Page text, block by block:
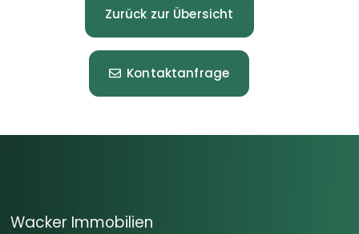
Zurück zur Übersicht
Kontaktanfrage
Wacker Immobilien